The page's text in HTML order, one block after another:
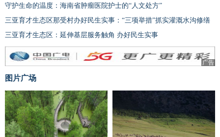
守护生命的温度：海南省肿瘤医院护士的“人文处方”
三亚育才生态区那受村办好民生实事：“三项举措”抓实灌溉水沟修缮
三亚育才生态区：延伸基层服务触角 办好民生实事
广告
图片广场